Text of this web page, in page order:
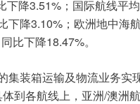
下降3.51% ；国际航线平
下降3.10% ；欧洲地中海
比下降18.47%。
集装箱运输及物流业务实
体到各航线上，亚洲/澳洲